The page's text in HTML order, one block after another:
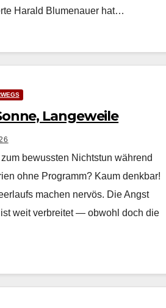
Har­ald Blu­me­nauer hat…
Langeweile
bewussten Nichtstun während
ohne Pro­gramm? Kaum denkbar!
machen nervös. Die Angst
weit ver­bre­it­et — obwohl doch die